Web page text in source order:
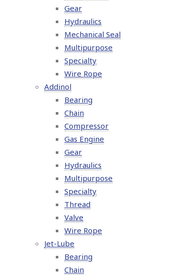
Gear
Hydraulics
Mechanical Seal
Multipurpose
Specialty
Wire Rope
Addinol
Bearing
Chain
Compressor
Gas Engine
Gear
Hydraulics
Multipurpose
Specialty
Thread
Valve
Wire Rope
Jet-Lube
Bearing
Chain